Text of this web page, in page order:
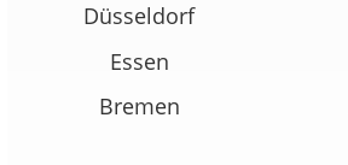
Düsseldorf
Essen
Bremen